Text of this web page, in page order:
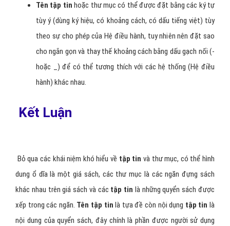
Tên tập tin hoặc thư mục có thể được đặt bằng các ký tự
tùy ý (dùng ký hiệu, có khoảng cách, có dấu tiếng việt) tùy
theo sự cho phép của Hệ điều hành, tuy nhiên nên đặt sao
cho ngắn gọn và thay thế khoảng cách bằng dấu gạch nối (-
hoặc _) để có thể tương thích với các hệ thống (Hệ điều
hành) khác nhau.
Kết Luận
Bỏ qua các khái niệm khó hiểu về tập tin và thư mục, có thể hình
dung ổ dĩa là một giá sách, các thư mục là các ngăn đựng sách
khác nhau trên giá sách và các tập tin là những quyển sách được
xếp trong các ngăn. Tên tập tin là tựa đề còn nội dụng tập tin là
nội dung của quyển sách, đây chính là phần được người sử dụng